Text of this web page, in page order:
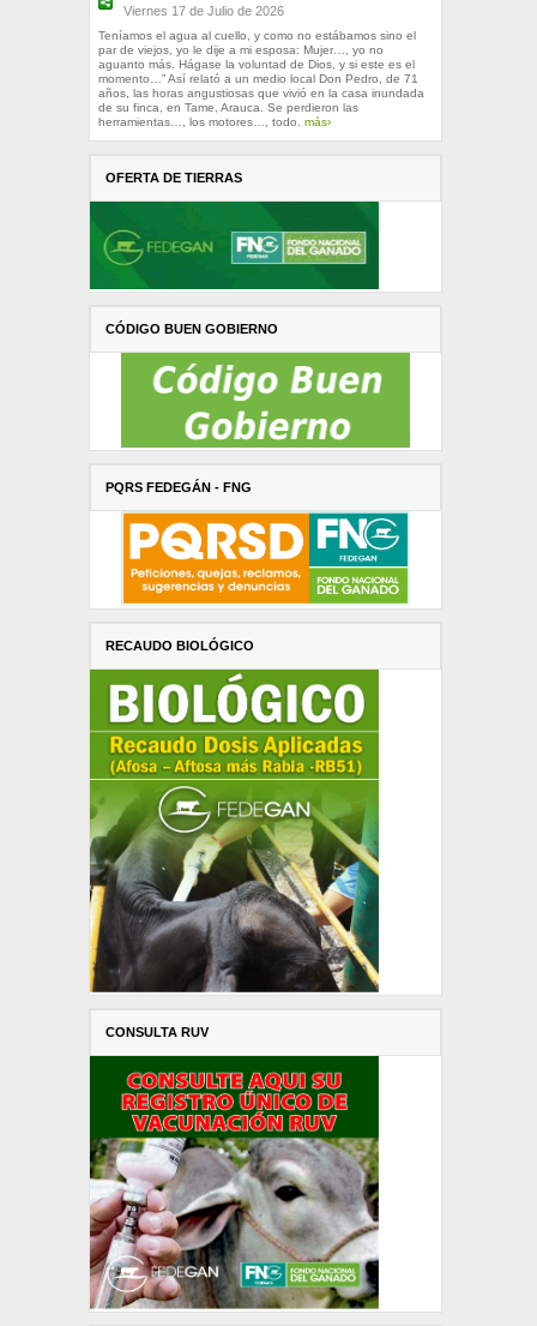
Viernes 17 de Julio de 2026
Teníamos el agua al cuello, y como no estábamos sino el
par de viejos, yo le dije a mi esposa: Mujer…, yo no
aguanto más. Hágase la voluntad de Dios, y si este es el
momento…” Así relató a un medio local Don Pedro, de 71
años, las horas angustiosas que vivió en la casa inundada
de su finca, en Tame, Arauca. Se perdieron las
herramientas…, los motores…, todo. más›
OFERTA DE TIERRAS
CÓDIGO BUEN GOBIERNO
PQRS FEDEGÁN - FNG
RECAUDO BIOLÓGICO
CONSULTA RUV